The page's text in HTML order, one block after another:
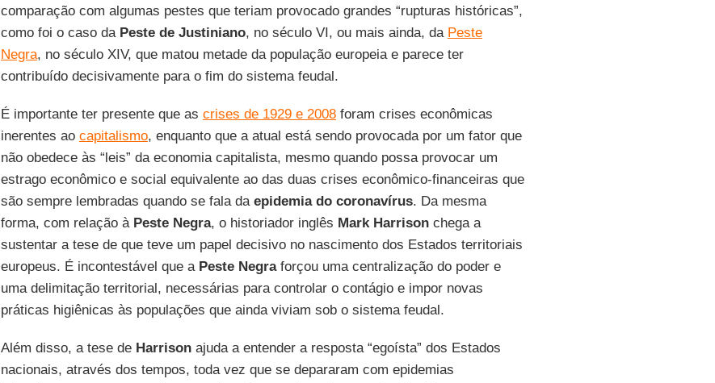
comparação com algumas pestes que teriam provocado grandes “rupturas históricas”,
como foi o caso daPeste de Justiniano, no século VI, ou mais ainda, da Peste
Negra, no século XIV, que matou metade da população europeia e parece ter
contribuído decisivamente para o fim do sistema feudal.
É importante ter presente que as crises de 1929 e 2008foram crises econômicas
inerentes ao capitalismo, enquanto que a atual está sendo provocada por um fator que
não obedece às “leis” da economia capitalista, mesmo quando possa provocar um
estrago econômico e social equivalente ao das duas crises econômico-financeiras que
são sempre lembradas quando se fala daepidemia do coronavírus. Da mesma
forma, com relação à Peste Negra, o historiador inglês Mark Harrisonchega a
sustentar a tese de que teve um papel decisivo no nascimento dos Estados territoriais
europeus. É incontestável que a Peste Negraforçou uma centralização do poder e
uma delimitação territorial, necessárias para controlar o contágio e impor novas
práticas higiênicas às populações que ainda viviam sob o sistema feudal.
Além disso, a tese de Harrisonajuda a entender a resposta “egoísta” dos Estados
nacionais, através dos tempos, toda vez que se depararam com epidemias